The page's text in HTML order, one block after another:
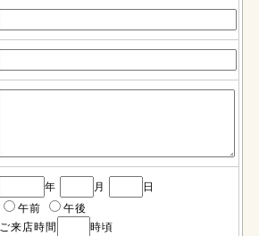
年 月
日
午前
午後
ご来店時間
時頃